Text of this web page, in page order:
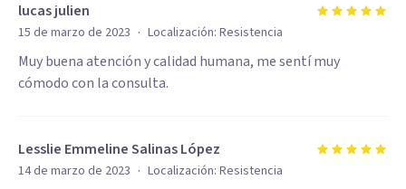
lucas julien
15 de marzo de 2023 · Localización: Resistencia
Muy buena atención y calidad humana, me sentí muy
cómodo con la consulta.
Lesslie Emmeline Salinas López
14 de marzo de 2023 · Localización: Resistencia